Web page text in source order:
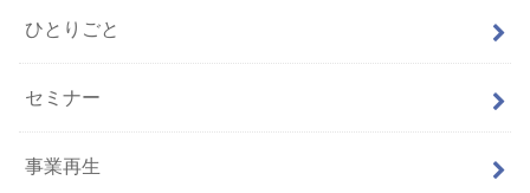
ひとりごと
セミナー
事業再生